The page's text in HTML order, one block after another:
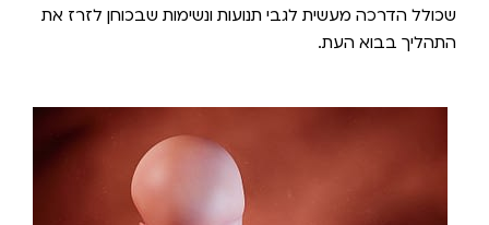
שכולל הדרכה מעשית לגבי תנועות ונשימות שבכוחן לזרז את
התהליך בבוא העת.